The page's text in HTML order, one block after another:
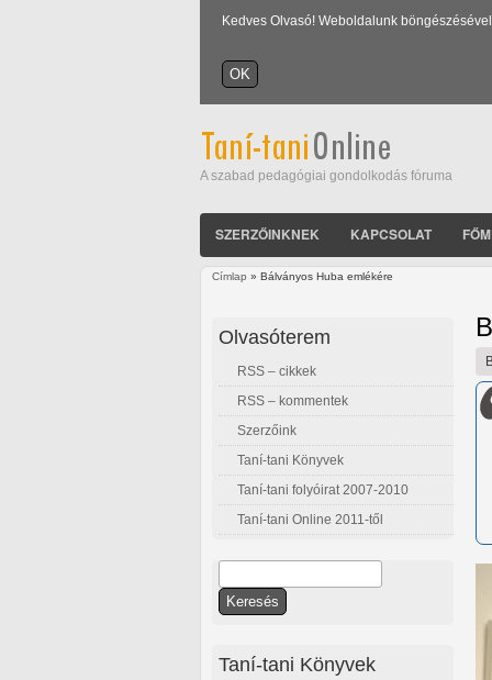
Kedves Olvasó! Weboldalunk
A szabad pedagógiai gondolkodás fóruma
SZERZŐINKNEK KAPCSOLAT
Címlap » Bálványos Huba emlékére
Olvasóterem
RSS – cikkek
RSS – kommentek
Szerzőink
Taní-tani Könyvek
Taní-tani folyóirat 2007-2010
Taní-tani Online 2011-től
Keresés űrlap
Taní-tani Könyvek